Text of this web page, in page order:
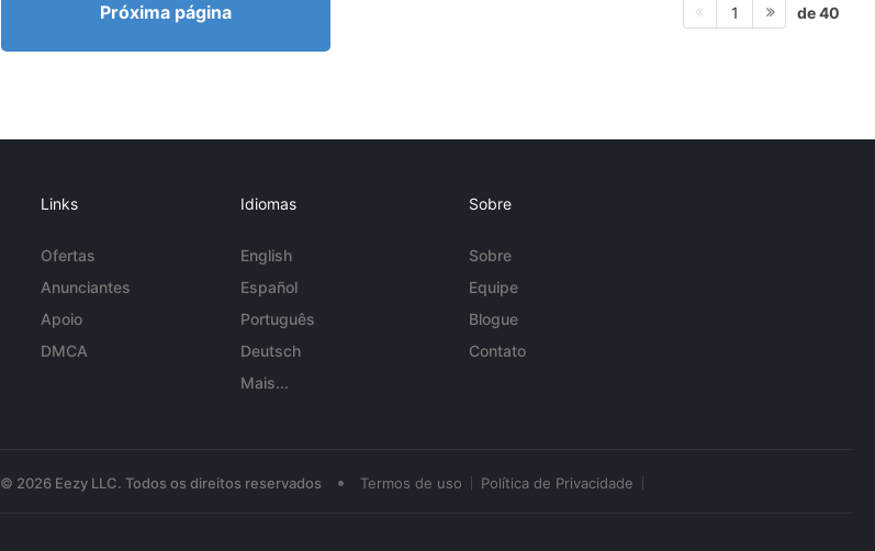
Próxima página 1 de 40
Links
Ofertas
Anunciantes
Apoio
DMCA
Idiomas
English
Español
Português
Deutsch
Mais...
Sobre
Sobre
Equipe
Blogue
Contato
© 2026 Eezy LLC. Todos os direitos reservados • Termos de uso Política de Privacidade